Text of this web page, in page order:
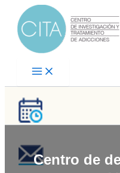
contenido
Centro de